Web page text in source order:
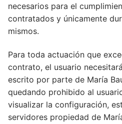
necesarios para el
contratados y únicamente
mismos.
Para toda actuación que
contrato, el usuario
escrito por parte de María
quedando prohibido al
visualizar la configuración,
servidores propiedad de